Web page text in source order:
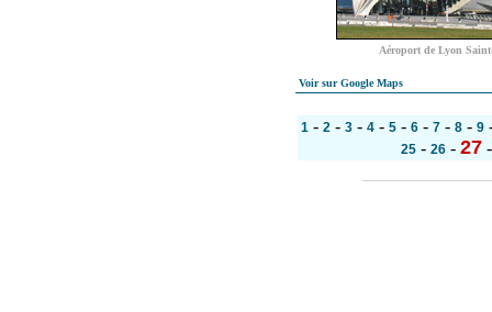
Aéroport de Lyon
Voir sur Google Maps
1 - 2 - 3 - 4 - 5 - 6 - 7 - 8 - 9
25 - 26 - 27